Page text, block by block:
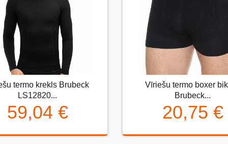
termo krekls Brubeck
LS12820...
59,04 €
termo krekls Brubeck
LS12820...
59,04 €
Vīriešu termo boxer
Brubeck...
20,75 €
Vīriešu termo boxer
Brubeck...
20,75 €